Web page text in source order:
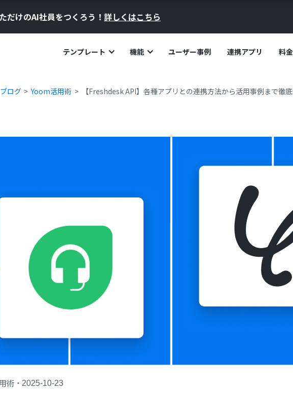
だけのAI社員をつくろう！ 詳しくはこちら
テンプレート 機能 ユーザー事例 連携アプリ 料金
ブログ Yoom活用術 【Freshdesk API】各種アプリとの連携方法から活用事例まで徹底
術 ・ 2025-10-23